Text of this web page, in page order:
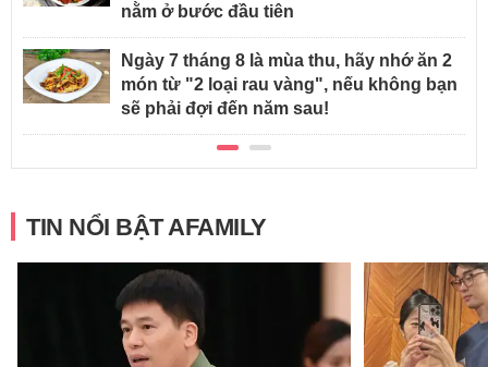
nằm ở bước đầu tiên
Ngày 7 tháng 8 là mùa thu, hãy nhớ ăn 2
món từ "2 loại rau vàng", nếu không bạn
sẽ phải đợi đến năm sau!
TIN NỔI BẬT AFAMILY